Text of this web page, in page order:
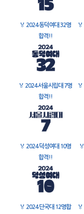
🏅 2024 동덕여대 32명
합격!!
🏅
🏅 2024 서울시립대 7명
합격!!
🏅
🏅 2024 덕성여대 10명
합격!!
🏅
🏅 2024 단국대 12명합
🏅